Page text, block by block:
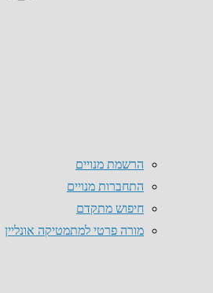
הרשמת מנויים
התחברות מנויים
חיפוש מתקדם
מורה פרטי למתמטיקה אונליין